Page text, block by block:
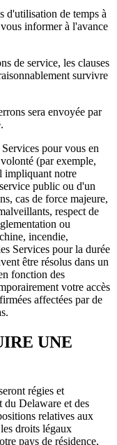
d'utilisation de temps à
informer à l'avance
de service, les clauses
survivre
sera envoyée par
pour vous en
(par exemple,
impliquant notre
public ou d'un
cas de force majeure,
respect de
ou
incendie,
Services pour la durée
être résolus dans un
fonction des
votre accès
affectées par de
UNE
régies et
du Delaware et des
relatives aux
droits légaux
pays de résidence,